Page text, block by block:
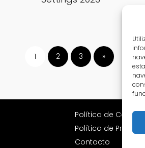
1 2 3 »
Política de Cookies
Política de
Contacto